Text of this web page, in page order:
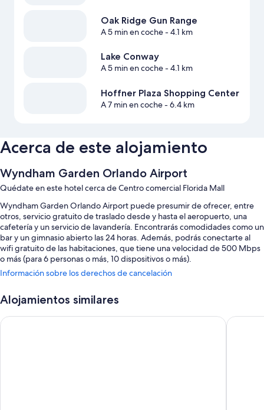
Oak Ridge Gun Range
A 5 min en coche- 4.1 km
Lake Conway
A 5 min en coche- 4.1 km
Hoffner Plaza Shopping Center
A 7 min en coche- 6.4 km
Acerca de este alojamiento
Wyndham Garden Orlando Airport
Quédate en este hotel cerca de Centro comercial Florida Mall
Wyndham Garden Orlando Airport puede presumir de ofrecer, entre
otros, servicio gratuito de traslado desde y hasta el aeropuerto, una
cafetería y un servicio de lavandería. Encontrarás comodidades como un
bar y un gimnasio abierto las 24 horas. Además, podrás conectarte al
wifi gratuito de las habitaciones, que tiene una velocidad de 500 Mbps
o más (para 6 personas o más, 10 dispositivos o más).
Estos son otros servicios:
Una piscina al aire libre con tumbonas
Información sobre los derechos de cancelación
Alojamientos similares
La Quinta Inn & Suites by Wyndham Orlando Airport